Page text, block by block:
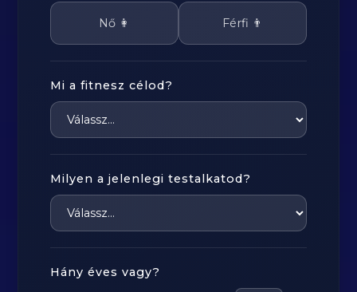
Nő 👩 Férfi 👨
Mi a fitnesz célod?
Milyen a jelenlegi testalkatod?
Hány éves vagy?